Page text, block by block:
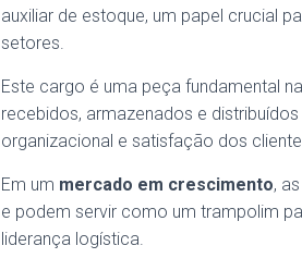
auxiliar de estoque, um papel crucial
setores.
Este cargo é uma peça fundamental
recebidos, armazenados e
organizacional e satisfação dos
Em um mercado em crescimento,
e podem servir como um trampolim
liderança logística.